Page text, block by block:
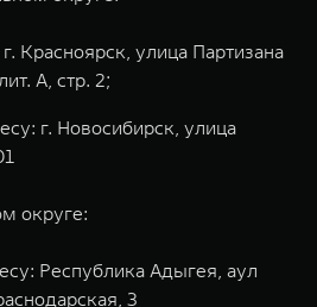
Красноярск, улица Партизана
А, стр. 2;
г. Новосибирск, улица
округе:
Республика Адыгея, аул
3